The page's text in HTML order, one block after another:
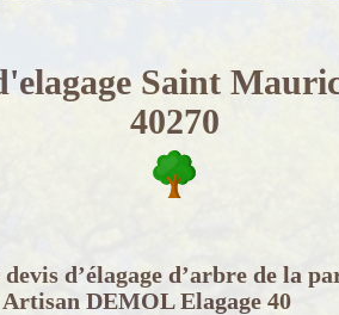
Saint
40270
devis d’élagage d’arbre de la
Artisan DEMOL Elagage 40